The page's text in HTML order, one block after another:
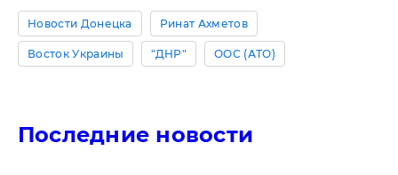
Новости Донецка Ринат Ахметов
Восток Украины "ДНР" ООС (АТО)
Последние новости